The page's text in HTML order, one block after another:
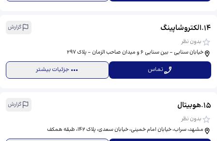
14
.الکتروشاپینگ
گزارش
بدون نظر
خیابان سنایی - بین سنایی 6 و میدان صاحب الزمان - پلاک 297
تماس جزئیات بیشتر
15
.هوبیتال
گزارش
بدون نظر
مشهد، سراب، خیابان امام خمینی، خیابان سعدی، پلاک 142، طبقه همکف